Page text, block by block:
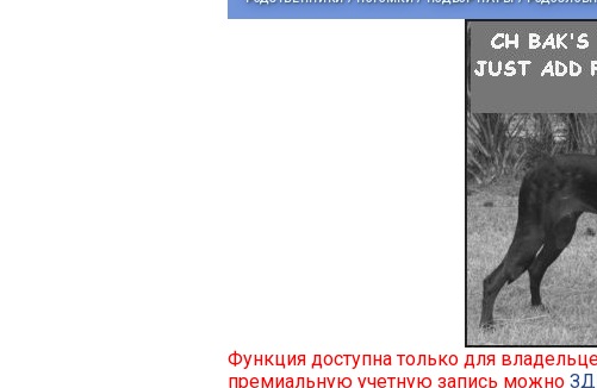
Функция доступна только для
премиальную учетную запись можно